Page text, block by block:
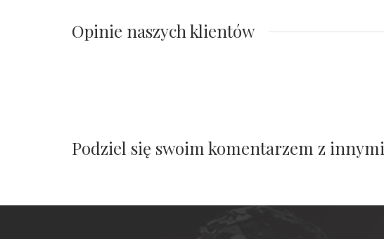
Opinie naszych klientów
Podziel się swoim komentarzem z innymi